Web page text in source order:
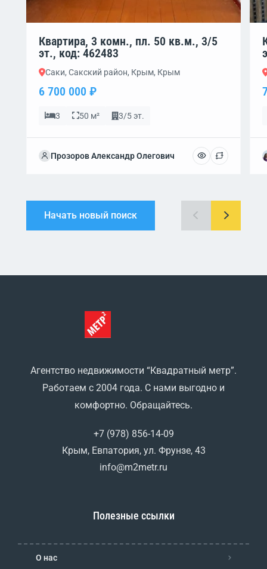
Квартира, 3 комн., пл. 50 кв.м., 3/5
эт., код: 462483
Саки, Сакский район, Крым, Крым
6 700 000 ₽
3 50 м² 3/5 эт.
Прозоров Александр Олегович
Начать новый поиск
Агентство недвижимости “Квадратный метр”.
Работаем с 2004 года. С нами выгодно и
комфортно. Обращайтесь.
+7 (978) 856-14-09
Крым, Евпатория, ул. Фрунзе, 43
info@m2metr.ru
Полезные ссылки
О нас